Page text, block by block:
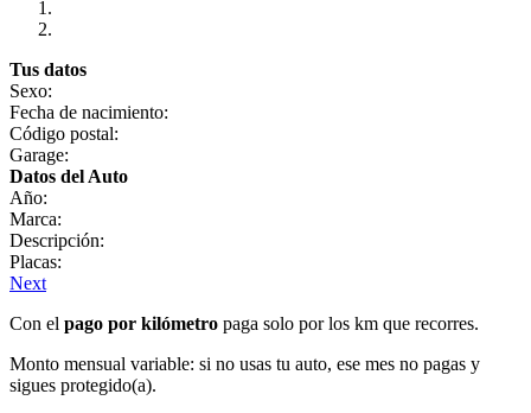
Tus datos
Sexo:
Fecha de nacimiento:
Código postal:
Garage:
Datos del Auto
Año:
Marca:
Descripción:
Placas:
Next
Con el pago por kilómetro paga solo por los km que recorres.
Monto mensual variable: si no usas tu auto, ese mes no pagas y
sigues protegido(a).